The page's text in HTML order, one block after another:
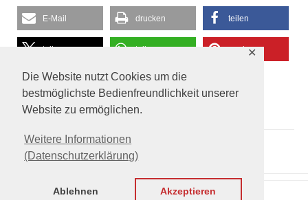
Die Website nutzt Cookies um die
bestmöglichste Bedienfreundlichkeit unserer
Website zu ermöglichen.
Weitere Informationen
(Datenschutzerklärung)
Ablehnen Akzeptieren
✕
E-Mail drucken teilen
teilen teilen merken
RSS-feed teilen
Erstellt in Onlineangebot